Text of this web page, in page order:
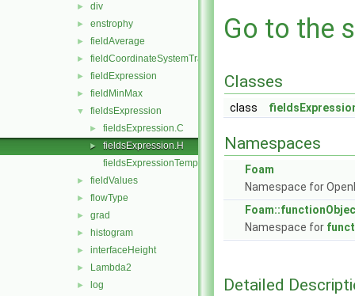
► div
► enstrophy
► fieldAverage
► fieldCoordinateSystemTransform
► fieldExpression
► fieldMinMax
▼ fieldsExpression
► fieldsExpression.C
►
fieldsExpression.H
fieldsExpressionTemplates.C
► fieldValues
► flowType
► grad
► histogram
► interfaceHeight
► Lambda2
► log
Go to the
Classes
class
Namespaces
Foam
Namespace for
Namespace for
Detailed